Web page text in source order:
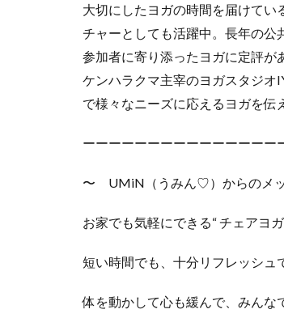
大切にしたヨガの時間を届けて
チャーとしても活躍中。長年の公
参加者に寄り添ったヨガに定評が
ケンハラクマ主宰のヨガスタジオ
で様々なニーズに応えるヨガを伝
ーーーーーーーーーーーーーーー
〜 UMiN（うみん♡）からのメ
お家でも気軽にできる“ チェアヨガ
短い時間でも、十分リフレッシュ
体を動かして心も緩んで、みんな